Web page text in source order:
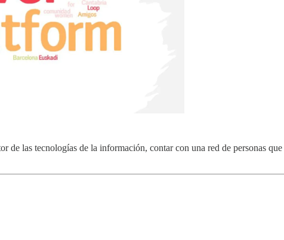
de las tecnologías de la información, contar con una red de personas